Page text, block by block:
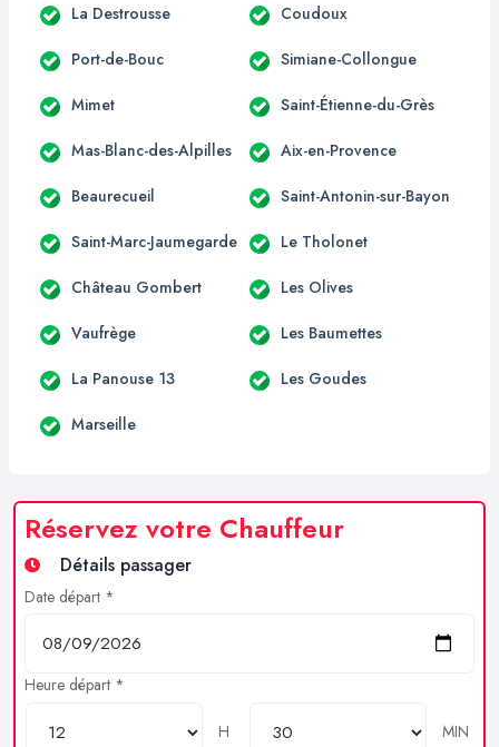
La Destrousse Coudoux
Port-de-Bouc Simiane-Collongue
Mimet Saint-Étienne-du-Grès
Mas-Blanc-des-Alpilles Aix-en-Provence
Beaurecueil Saint-Antonin-sur-Bayon
Saint-Marc-Jaumegarde Le Tholonet
Château Gombert Les Olives
Vaufrège Les Baumettes
La Panouse 13 Les Goudes
Marseille
Réservez votre Chauffeur
Détails passager
Date départ *
Heure départ *
H
MIN